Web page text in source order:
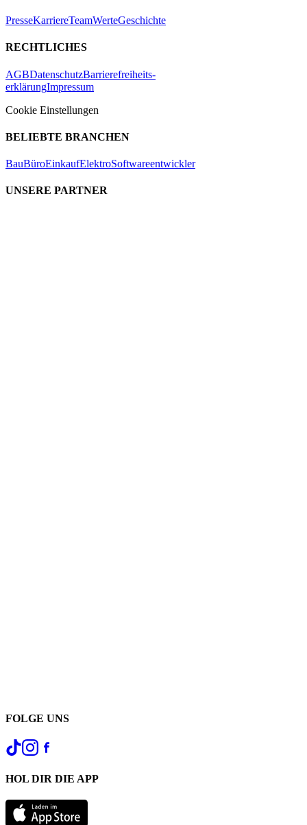
PresseKarriereTeamWerteGeschichte
RECHTLICHES
AGBDatenschutzBarrierefreiheits-
erklärungImpressum
Cookie Einstellungen
BELIEBTE BRANCHEN
BauBüroEinkaufElektroSoftwareentwickler
UNSERE PARTNER
FOLGE UNS
HOL DIR DIE APP